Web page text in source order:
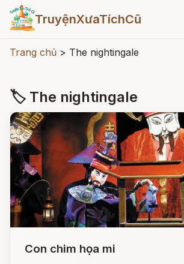
TruyệnXưaTíchCũ
Trang chủ > The nightingale
🏷 The nightingale
Con chim họa mi